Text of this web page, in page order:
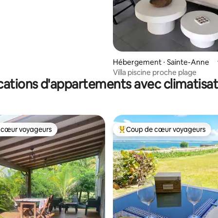
Hébergement ⋅ Sainte-Anne
Villa piscine proche plage
d'appartements avec
cœur voyageurs
voyageurs Coups de cœur voyageurs les
Coup de cœur voyageurs